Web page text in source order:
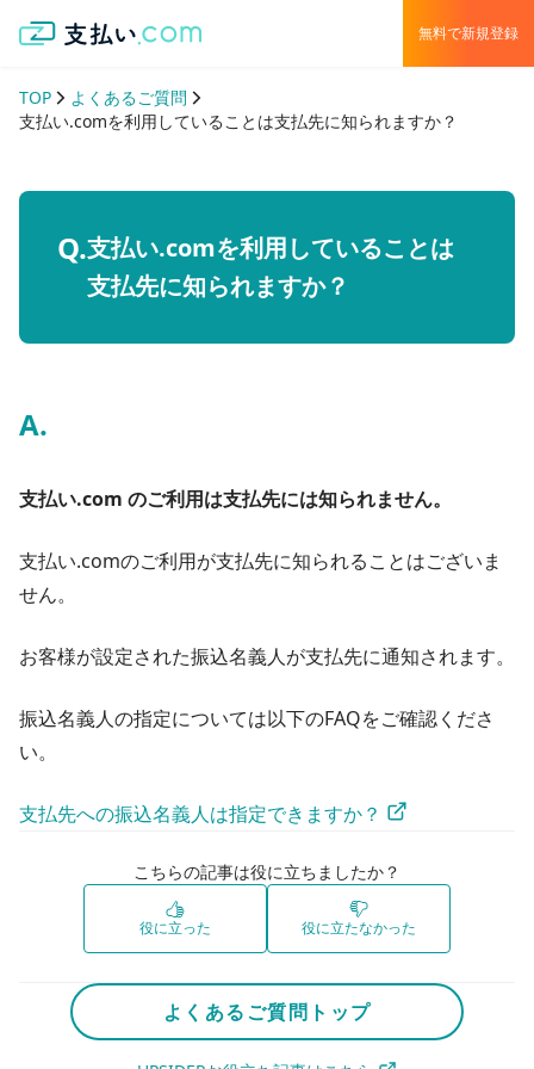
無料で新規登録
TOP
よくあるご質問
支払い.comを利用していることは支払先に知られますか？
支払い.comを利用していることは
支払先に知られますか？
支払い.com のご利用は支払先には知られません。
支払い.comのご利用が支払先に知られることはございま
せん。
お客様が設定された振込名義人が支払先に通知されます。
振込名義人の指定については以下のFAQをご確認くださ
い。
支払先への振込名義人は指定できますか？
こちらの記事は役に立ちましたか？
役に立った 役に立たなかった
よくあるご質問トップ